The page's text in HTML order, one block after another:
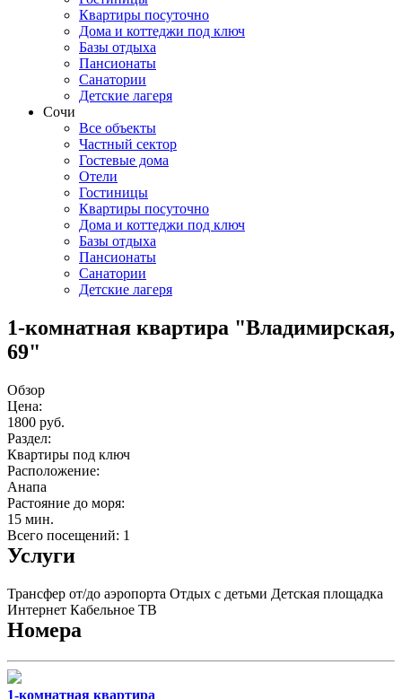
Квартиры посуточно
Дома и коттеджи под ключ
Базы отдыха
Пансионаты
Санатории
Детские лагеря
Сочи
Все объекты
Частный сектор
Гостевые дома
Отели
Гостиницы
Квартиры посуточно
Дома и коттеджи под ключ
Базы отдыха
Пансионаты
Санатории
Детские лагеря
1-комнатная квартира "Владимирская,
69"
Обзор
Цена:
1800 руб.
Раздел:
Квартиры под ключ
Расположение:
Анапа
Растояние до моря:
15 мин.
Всего посещений: 1
Услуги
Трансфер от/до аэропорта Отдых с детьми Детская площадка
Интернет Кабельное ТВ
Номера
1-комнатная квартира